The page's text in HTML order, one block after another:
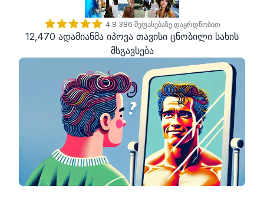
4.8 386 შეფასებაზე დაყრდნობით
12‚470 ადამიანმა იპოვა თავისი ცნობილი სახის
მსგავსება